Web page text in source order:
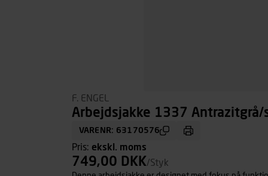
F. ENGEL
Arbejdsjakke 1337 Antrazitgrå/
VARENR: 63170576
Pris: ekskl. moms
749,00 DKK/Styk